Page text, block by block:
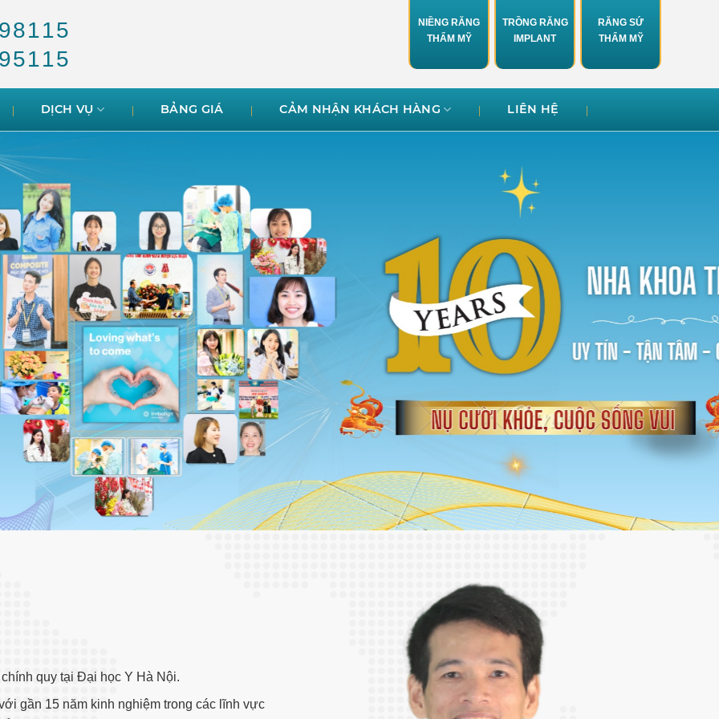
NIỀNG RĂNG
THẨM MỸ
TRỒNG RĂNG
IMPLANT
RĂNG SỨ
THẨM MỸ
DỊCH VỤ BẢNG GIÁ CẢM NHẬN KHÁCH HÀNG LIÊN HỆ
quy tại Đại học Y Hà Nội.
gần 15 năm kinh nghiệm trong các lĩnh vực